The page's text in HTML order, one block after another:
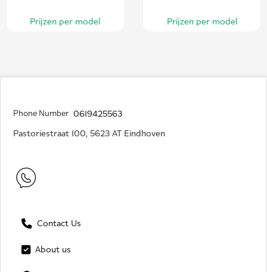
Prijzen per model Prijzen per model
Phone Number 0619425563
Pastoriestraat 100, 5623 AT Eindhoven
Contact Us
About us